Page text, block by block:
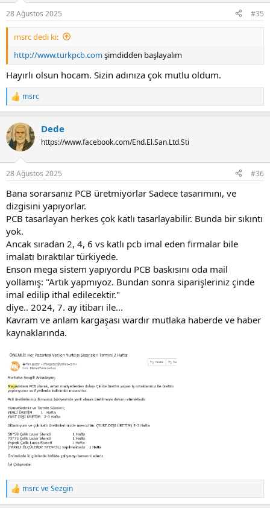
s
:
28 Ağustos 2025 #35
msrc dedi ki:
http://www.turkpcb.comşimdidden başlayalım
Hayırlı olsun hocam. Sizin adınıza çok mutlu oldum.
R
e
c
t
i
s
msrc
Dede
https://www.facebook.com/End.El.San.Ltd.Sti
28 Ağustos 2025 #36
Bana sorarsanız PCB üretmiyorlar Sadece tasarımını, ve
dizgisini yapıyorlar.
PCB tasarlayan herkes çok katlı tasarlayabilir. Bunda bir sıkıntı
yok.
Ancak sıradan 2, 4, 6 vs katlı pcb imal eden firmalar bile
imalatı bıraktılar türkiyede.
Enson mega sistem yapıyordu PCB baskısını oda mail
yollamış: "Artık yapmıyoz. Bundan sonra siparişleriniz çinde
imal edilip ithal edilecektir."
diye.. 2024, 7. ay itibarı ile...
Kavram ve anlam kargaşası wardır mutlaka haberde ve haber
kaynaklarında.
R
e
msrcveSezgin